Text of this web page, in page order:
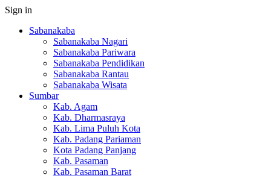
Sign in
Sabanakaba
Sabanakaba Nagari
Sabanakaba Pariwara
Sabanakaba Pendidikan
Sabanakaba Rantau
Sabanakaba Wisata
Sumbar
Kab. Agam
Kab. Dharmasraya
Kab. Lima Puluh Kota
Kab. Padang Pariaman
Kota Padang Panjang
Kab. Pasaman
Kab. Pasaman Barat